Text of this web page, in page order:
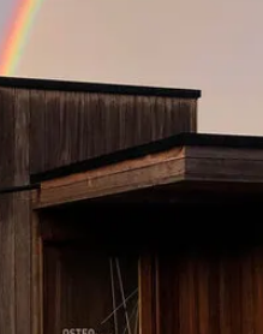
OSTEOPATHIE
DAVID
WERKWIJZE